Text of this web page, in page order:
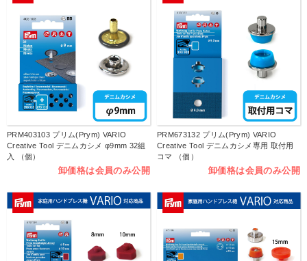
PRM403103 プリム(Prym) VARIO
Creative Tool デニムカシメ φ9mm 32組
入 （個）
卸価格は会員のみ公開
PRM673132 プリム(Prym) VARIO
Creative Tool デニムカシメ専用 取付用
コマ （個）
卸価格は会員のみ公開